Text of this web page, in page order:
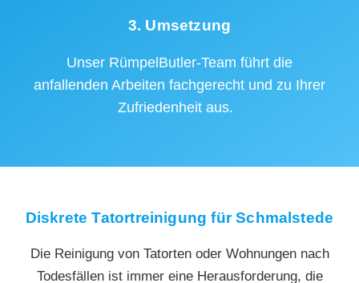
3. Umsetzung
Unser RümpelButler-Team führt die
anfallenden Arbeiten fachgerecht und zu Ihrer
Zufriedenheit aus.
Diskrete Tatortreinigung für Schmalstede
Die Reinigung von Tatorten oder Wohnungen nach
Todesfällen ist immer eine Herausforderung, die